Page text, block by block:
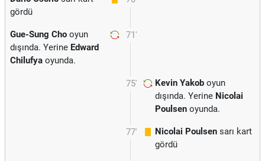
gördü
71'
Gue-Sung Cho oyun
dışında. Yerine Edward
Chilufya oyunda.
75' Kevin Yakob oyun
dışında. Yerine Nicolai
Poulsen oyunda.
77' Nicolai Poulsen sarı kart
gördü